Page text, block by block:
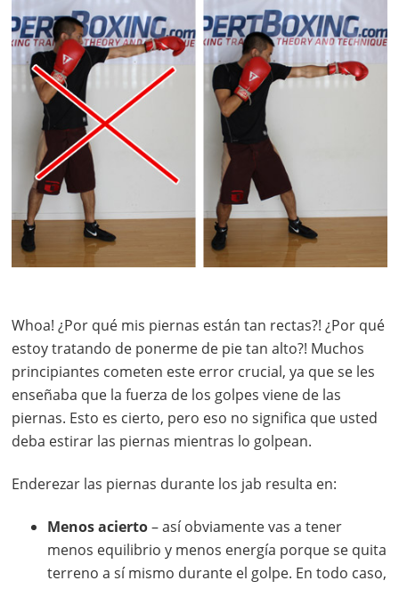
Whoa! ¿Por qué mis piernas están tan rectas?! ¿Por qué
estoy tratando de ponerme de pie tan alto?! Muchos
principiantes cometen este error crucial, ya que se les
enseñaba que la fuerza de los golpes viene de las
piernas. Esto es cierto, pero eso no significa que usted
deba estirar las piernas mientras lo golpean.
Enderezar las piernas durante los jab resulta en:
Menos acierto– así obviamente vas a tener
menos equilibrio y menos energía porque se quita
terreno a sí mismo durante el golpe. En todo caso,